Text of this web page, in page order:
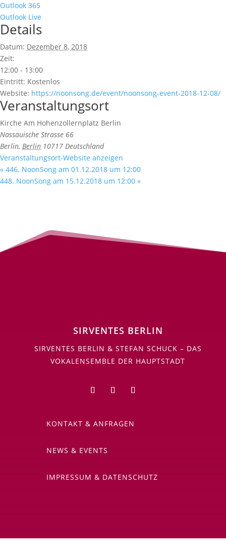
Outlook 365
Outlook Live
Details
Datum: Dezember 8, 2018
Zeit:
12:00 - 13:00
Eintritt: Kostenlos
Website: https://noonsong.de/event/noonsong-event-2018-12-08/
Veranstaltungsort
Kirche Am Hohenzollernplatz Berlin
Nassauische Strasse 66
Berlin, Berlin 10717 Deutschland
Veranstaltungsort-Website anzeigen
« 446. NoonSong am 01.12.2018 um 12:00
448. NoonSong am 15.12.2018 um 12:00 »
SIRVENTES BERLIN
SIRVENTES BERLIN & STEFAN SCHUCK – DAS
VOKALENSEMBLE DER HAUPTSTADT
KONTAKT & ANFRAGEN
NEWS & EVENTS
IMPRESSUM & DATENSCHUTZ